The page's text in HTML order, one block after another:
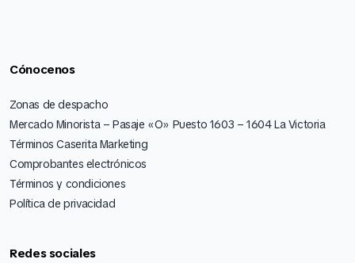
Cónocenos
Zonas de despacho
Mercado Minorista – Pasaje «O» Puesto 1603 – 1604 La Victoria
Términos Caserita Marketing
Comprobantes electrónicos
Términos y condiciones
Política de privacidad
Redes sociales